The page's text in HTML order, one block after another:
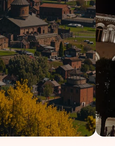
راحت فراهم شود.
به‌دنبال آن هستند.
۳شب و ۴روز